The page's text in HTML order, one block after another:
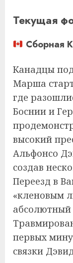
Текущая
Сборная
Канадцы
Марша
где
Боснии и
высокий
Альфонсо
создав
Переезд в
«кленовым
абсолютный
первых
связки